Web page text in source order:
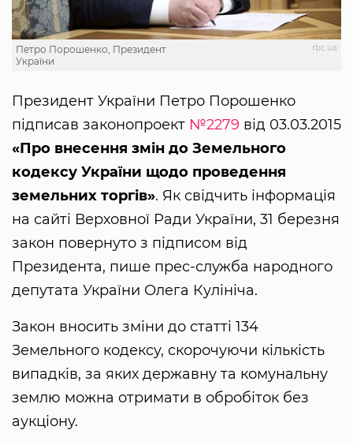
rbc.ua
Петро Порошенко, Президент
України
Президент України Петро Порошенко
підписав законопроект №2279 від 03.03.2015
«Про внесення змін до Земельного
кодексу України щодо проведення
земельних торгів». Як свідчить інформація
на сайті Верховної Ради України, 31 березня
закон повернуто з підписом від
Президента, пише прес-служба народного
депутата України Олега Кулініча.
Закон вносить зміни до статті 134
Земельного кодексу, скорочуючи кількість
випадків, за яких державну та комунальну
землю можна отримати в обробіток без
аукціону.